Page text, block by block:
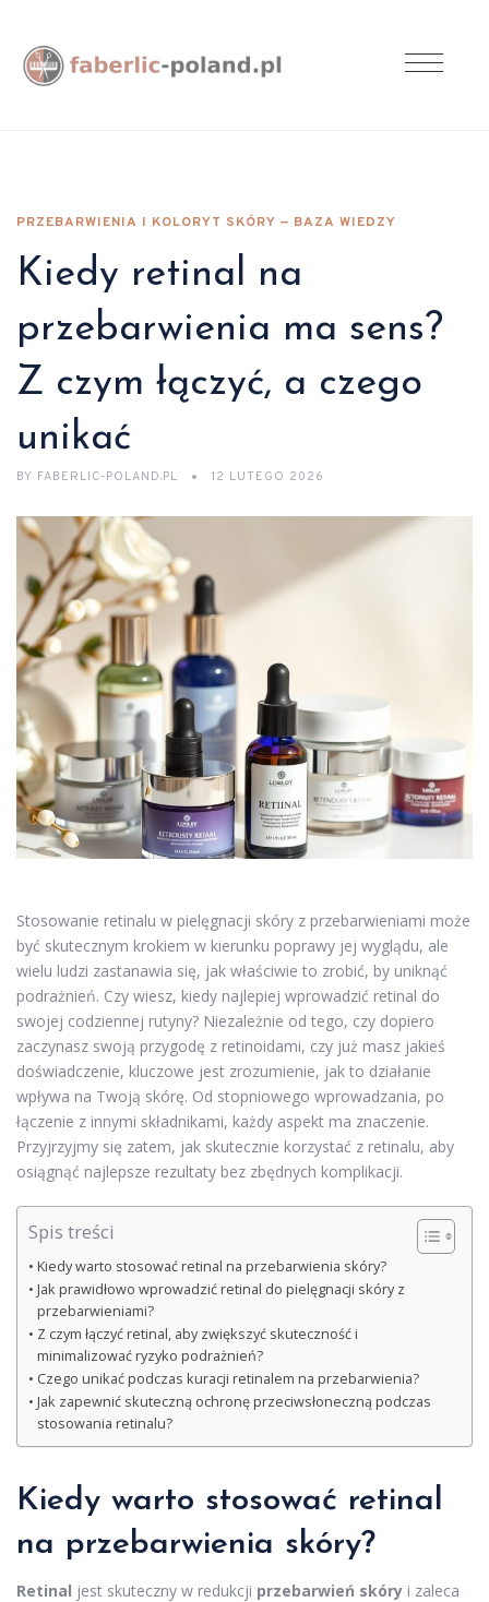
PRZEBARWIENIA I KOLORYT SKÓRY — BAZA WIEDZY
Kiedy retinal na
przebarwienia ma sens?
Z czym łączyć, a czego
unikać
BY FABERLIC-POLAND.PL 12 LUTEGO 2026
Stosowanie retinalu w pielęgnacji skóry z przebarwieniami może
być skutecznym krokiem w kierunku poprawy jej wyglądu, ale
wielu ludzi zastanawia się, jak właściwie to zrobić, by uniknąć
podrażnień. Czy wiesz, kiedy najlepiej wprowadzić retinal do
swojej codziennej rutyny? Niezależnie od tego, czy dopiero
zaczynasz swoją przygodę z retinoidami, czy już masz jakieś
doświadczenie, kluczowe jest zrozumienie, jak to działanie
wpływa na Twoją skórę. Od stopniowego wprowadzania, po
łączenie z innymi składnikami, każdy aspekt ma znaczenie.
Przyjrzyjmy się zatem, jak skutecznie korzystać z retinalu, aby
osiągnąć najlepsze rezultaty bez zbędnych komplikacji.
Spis treści
Kiedy warto stosować retinal na przebarwienia skóry?
Jak prawidłowo wprowadzić retinal do pielęgnacji skóry z
przebarwieniami?
Z czym łączyć retinal, aby zwiększyć skuteczność i
minimalizować ryzyko podrażnień?
Czego unikać podczas kuracji retinalem na przebarwienia?
Jak zapewnić skuteczną ochronę przeciwsłoneczną podczas
stosowania retinalu?
Kiedy warto stosować retinal
na przebarwienia skóry?
Retinal jest skuteczny w redukcji przebarwień skóry i zaleca